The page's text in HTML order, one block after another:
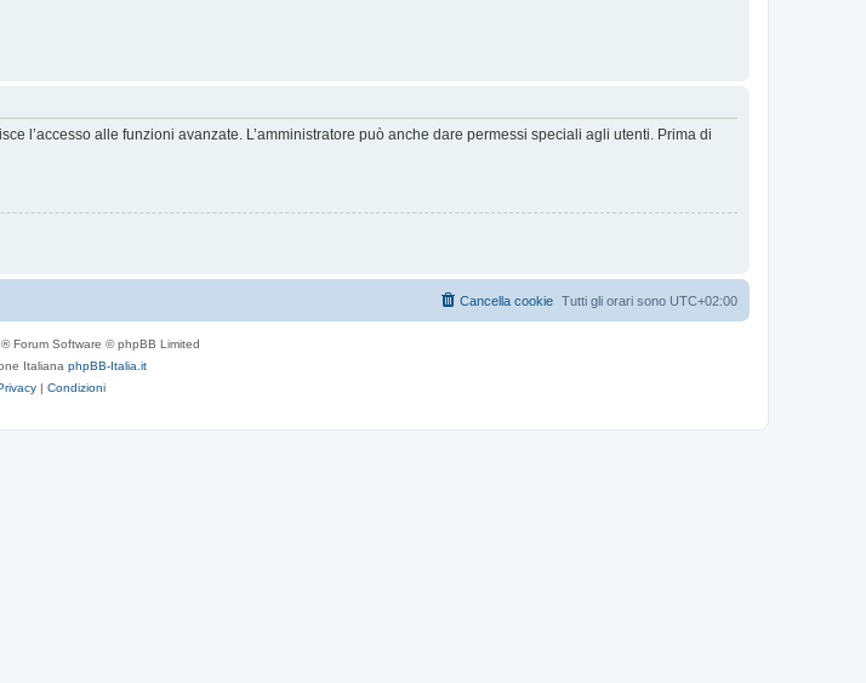
l’accesso alle funzioni avanzate. L’amministratore può anche dare permessi speciali agli utenti. Prima di
Tutti gli orari sono UTC+02:00
Cancella cookie
® Forum Software © phpBB Limited
Italiana phpBB-Italia.it
| Condizioni